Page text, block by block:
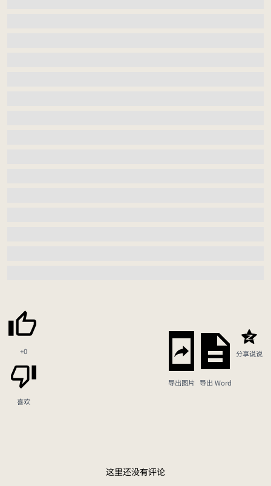
+0
喜欢
导出图片 导出 Word
分享说说
这里还没有评论